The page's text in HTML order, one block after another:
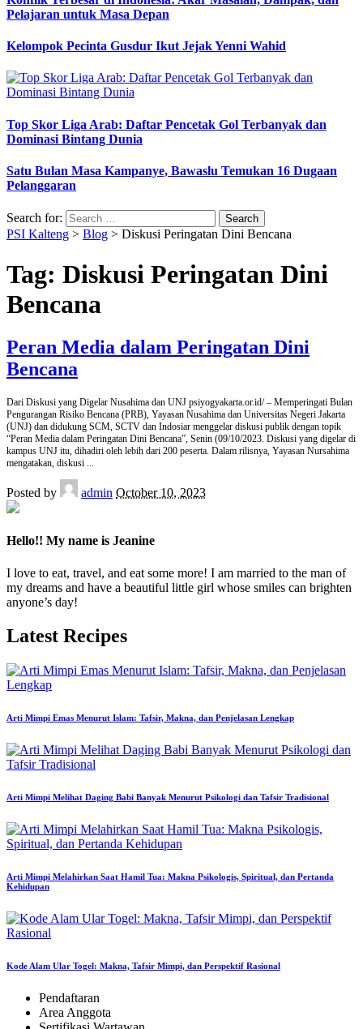
Pelajaran untuk Masa Depan
Kelompok Pecinta Gusdur Ikut Jejak Yenni Wahid
Top Skor Liga Arab: Daftar Pencetak Gol Terbanyak dan
Dominasi Bintang Dunia
Satu Bulan Masa Kampanye, Bawaslu Temukan 16 Dugaan
Pelanggaran
Search for:
PSI Kalteng > Blog > Diskusi Peringatan Dini Bencana
Tag: Diskusi Peringatan Dini
Bencana
Peran Media dalam Peringatan Dini
Bencana
Dari Diskusi yang Digelar Nusahima dan UNJ psiyogyakarta.or.id/ – Memperingati Bulan
Pengurangan Risiko Bencana (PRB), Yayasan Nusahima dan Universitas Negeri Jakarta
(UNJ) dan didukung SCM, SCTV dan Indosiar menggelar diskusi publik dengan topik
“Peran Media dalam Peringatan Dini Bencana”, Senin (09/10/2023. Diskusi yang digelar di
kampus UNJ itu, dihadiri oleh lebih dari 200 peserta. Dalam rilisnya, Yayasan Nursahima
mengatakan, diskusi ...
Posted by admin October 10, 2023
Hello!! My name is Jeanine
I love to eat, travel, and eat some more! I am married to the man of
my dreams and have a beautiful little girl whose smiles can brighten
anyone’s day!
Latest Recipes
Arti Mimpi Emas Menurut Islam: Tafsir, Makna, dan Penjelasan Lengkap
Arti Mimpi Melihat Daging Babi Banyak Menurut Psikologi dan Tafsir Tradisional
Arti Mimpi Melahirkan Saat Hamil Tua: Makna Psikologis, Spiritual, dan Pertanda
Kehidupan
Kode Alam Ular Togel: Makna, Tafsir Mimpi, dan Perspektif Rasional
Pendaftaran
Area Anggota